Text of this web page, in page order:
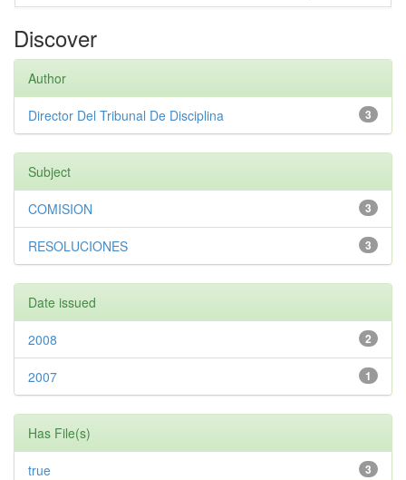
Discover
Author
3
Director Del Tribunal De Disciplina
Subject
3
COMISION
3
RESOLUCIONES
Date issued
2
2008
1
2007
Has File(s)
3
true